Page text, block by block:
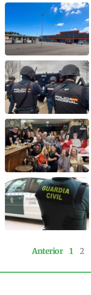
Anterior 1 2